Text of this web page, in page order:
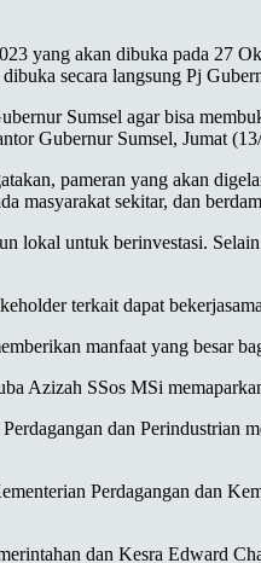
yang akan dibuka pada 27
secara langsung Pj
Sumsel agar bisa
Gubernur Sumsel, Jumat
pameran yang akan
masyarakat sekitar, dan
lokal untuk berinvestasi.
terkait dapat
manfaat yang besar
Azizah SSos MSi
dan
Perdagangan dan
dan Kesra Edward